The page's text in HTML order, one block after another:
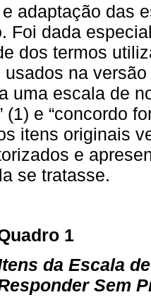
adaptação das
Foi dada
dos termos
usados na
uma escala de
(1) e “concordo
itens originais
e
se tratasse.
1
da Escala
Sem